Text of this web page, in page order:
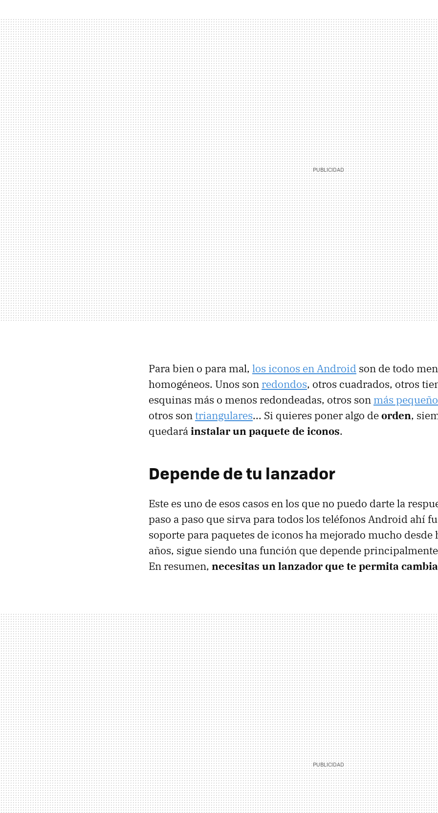
Para bien o para mal, los iconos en Android son de todo
homogéneos. Unos son redondos, otros cuadrados, otros
esquinas más o menos redondeadas, otros son más
otros son triangulares... Si quieres poner algo deorden,
quedaráinstalar un paquete de iconos.
Depende de tu lanzador
Este es uno de esos casos en los que no puedo darte la
paso a paso que sirva para todos los teléfonos Android ahí
soporte para paquetes de iconos ha mejorado mucho desde
años, sigue siendo una función que depende
En resumen, necesitas un lanzador que te permita